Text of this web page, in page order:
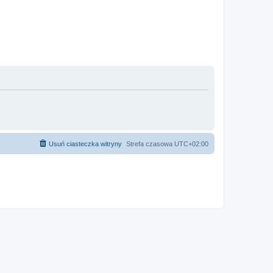
Strefa czasowa UTC+02:00
Usuń ciasteczka witryny